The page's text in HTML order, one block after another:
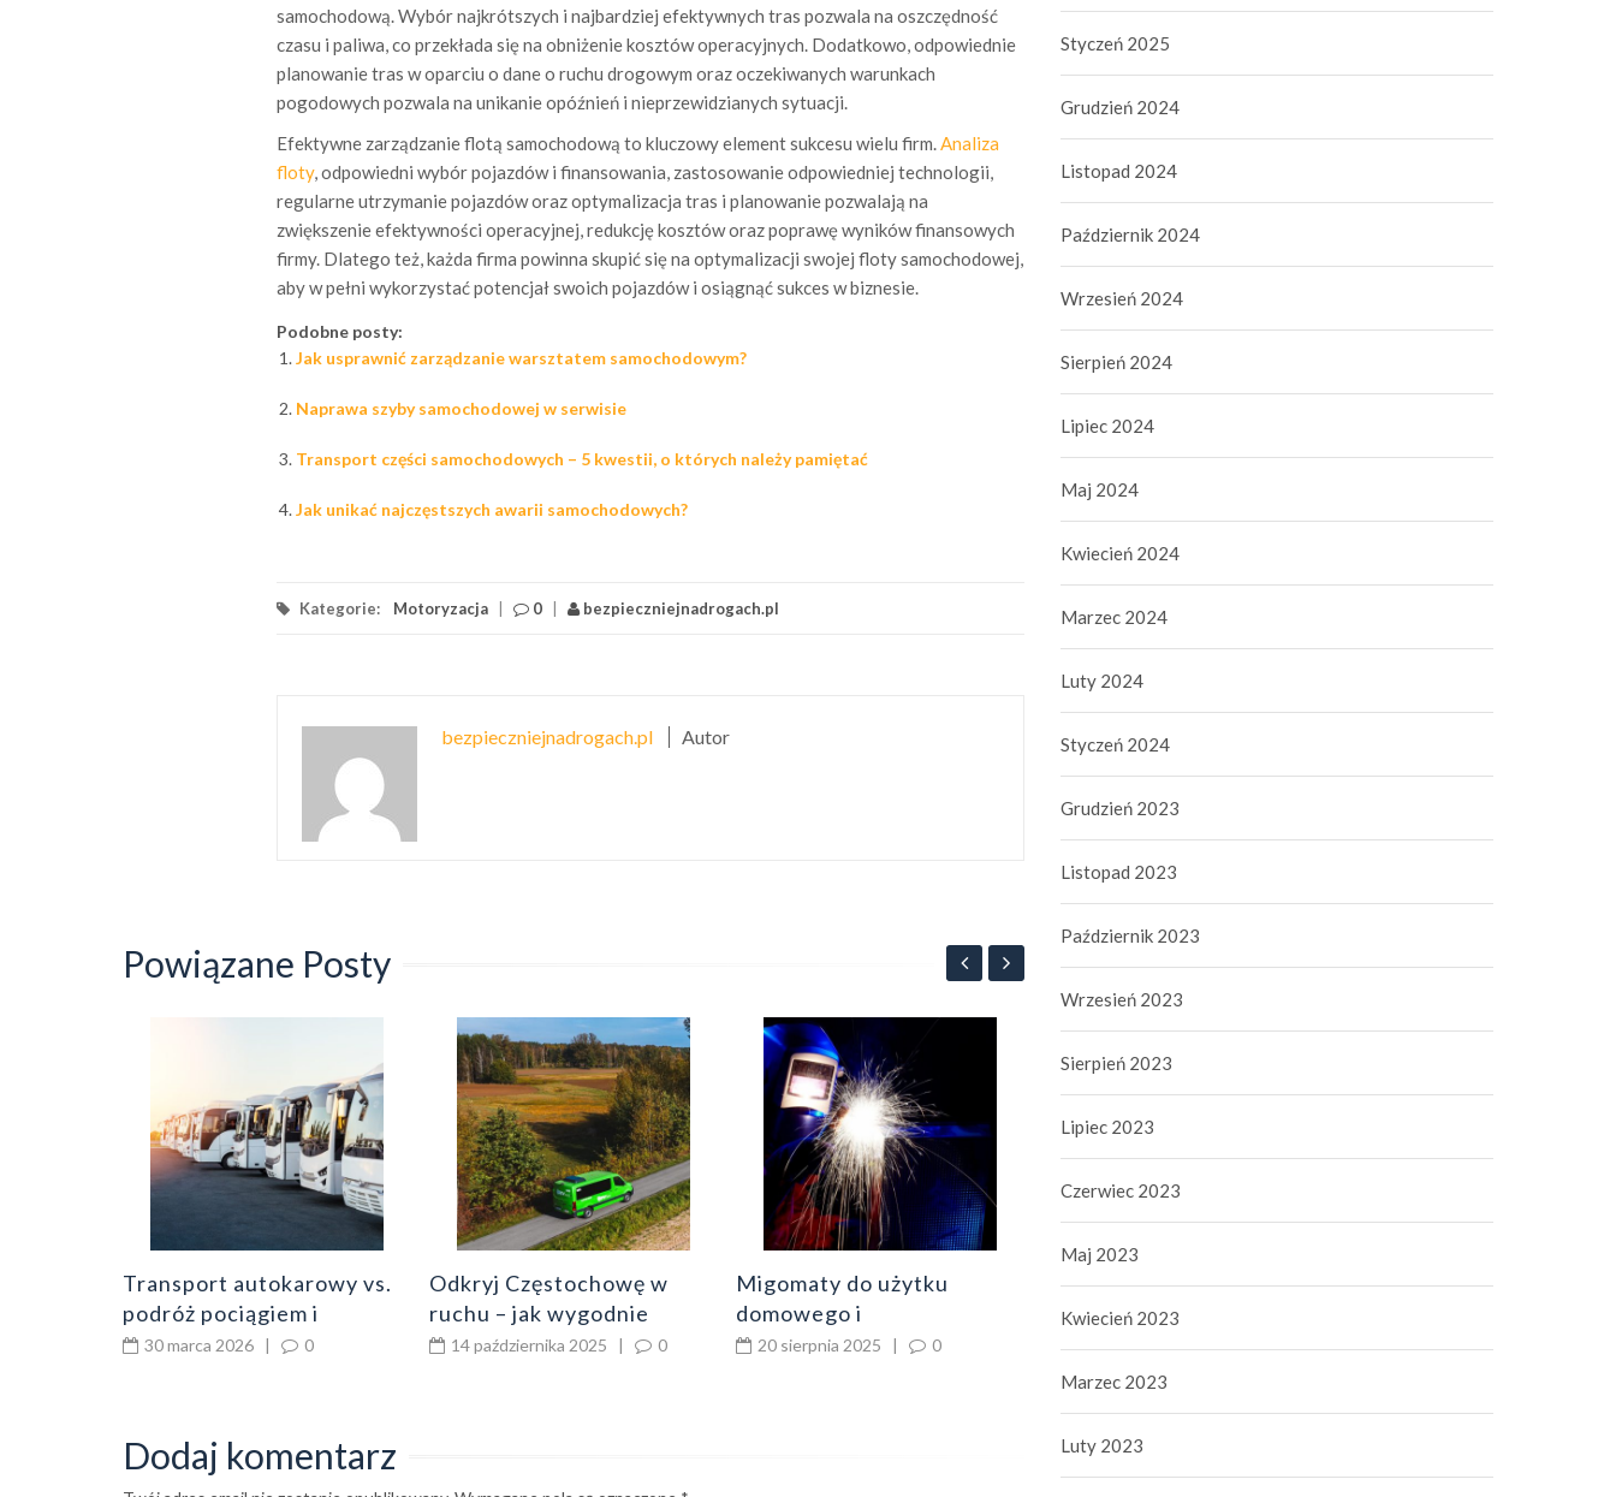
samochodową. Wybór najkrótszych i najbardziej efektywnych tras pozwala na oszczędność
czasu i paliwa, co przekłada się na obniżenie kosztów operacyjnych. Dodatkowo, odpowiednie
planowanie tras w oparciu o dane o ruchu drogowym oraz oczekiwanych warunkach
pogodowych pozwala na unikanie opóźnień i nieprzewidzianych sytuacji.
Efektywne zarządzanie flotą samochodową to kluczowy element sukcesu wielu firm.Analiza
floty, odpowiedni wybór pojazdów i finansowania, zastosowanie odpowiedniej technologii,
regularne utrzymanie pojazdów oraz optymalizacja tras i planowanie pozwalają na
zwiększenie efektywności operacyjnej, redukcję kosztów oraz poprawę wyników finansowych
firmy. Dlatego też, każda firma powinna skupić się na optymalizacji swojej floty samochodowej,
aby w pełni wykorzystać potencjał swoich pojazdów i osiągnąć sukces w biznesie.
Podobne posty:
Jak usprawnić zarządzanie warsztatem samochodowym?
Naprawa szyby samochodowej w serwisie
Transport części samochodowych – 5 kwestii, o których należy pamiętać
Jak unikać najczęstszych awarii samochodowych?
Kategorie: Motoryzacja 0 bezpieczniejnadrogach.pl
bezpieczniejnadrogach.pl Autor
Powiązane Posty
Transport autokarowy vs.
podróż pociągiem i
samolotem – co należy
30 marca 2026 | 0
Odkryj Częstochowę w
ruchu – jak wygodnie
podróżować po mieście
14 października 2025 | 0
Migomaty do użytku
domowego i
profesjonalnego
20 sierpnia 2025 | 0
pojazdu – co wpływa na
Dodaj komentarz
Styczeń 2025
Grudzień 2024
Listopad 2024
Październik 2024
Wrzesień 2024
Sierpień 2024
Lipiec 2024
Maj 2024
Kwiecień 2024
Marzec 2024
Luty 2024
Styczeń 2024
Grudzień 2023
Listopad 2023
Październik 2023
Wrzesień 2023
Sierpień 2023
Lipiec 2023
Czerwiec 2023
Maj 2023
Kwiecień 2023
Marzec 2023
Luty 2023